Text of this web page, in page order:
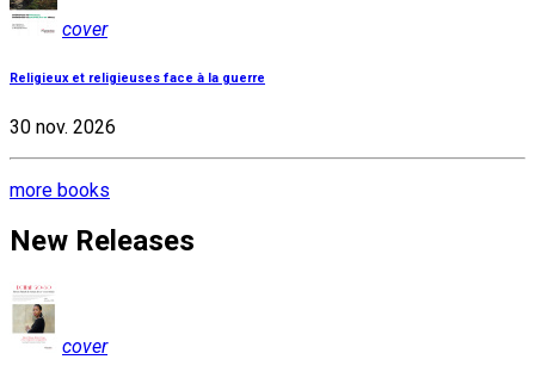
cover
Religieux et religieuses face à la guerre
30 nov. 2026
more books
New Releases
cover